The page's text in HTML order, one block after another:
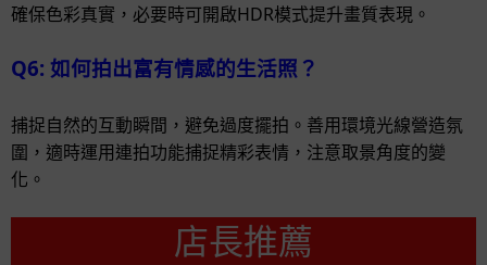
確保色彩真實，必要時可開啟HDR模式提升畫質表現。
Q6: 如何拍出富有情感的生活照？
捕捉自然的互動瞬間，避免過度擺拍。善用環境光線營造氛
圍，適時運用連拍功能捕捉精彩表情，注意取景角度的變
化。
店長推薦